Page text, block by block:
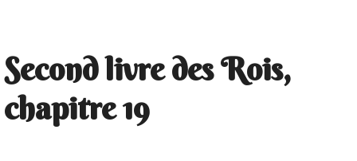
Second livre des Rois,
chapitre 19